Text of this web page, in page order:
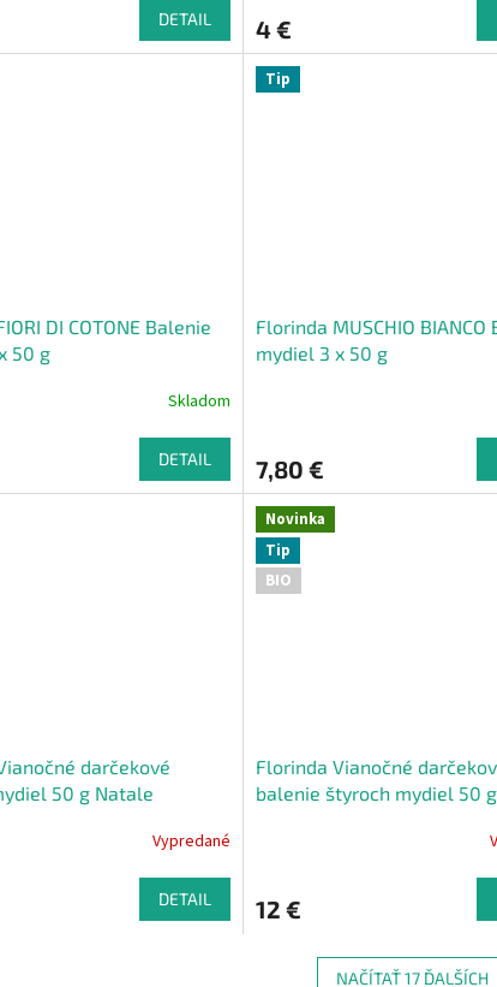
DETAIL 4 €
DI COTONE Balenie
50 g
Skladom
DETAIL
Tip
Florinda MUSCHIO BIANCO
mydiel 3 x 50 g
7,80 €
darčekové
50 g Natale
Vypredané
DETAIL
Novinka
Tip
BIO
Florinda Vianočné
balenie štyroch mydiel 50
12 €
NAČÍTAŤ 17 ĎALŠÍCH